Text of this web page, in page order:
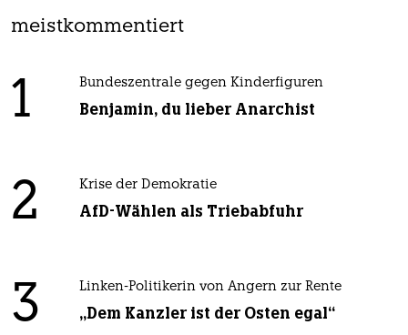
meistkommentiert
1 Bundeszentrale gegen Kinderfiguren
Benjamin, du lieber Anarchist
2 Krise der Demokratie
AfD-Wählen als Triebabfuhr
3 Linken-Politikerin von Angern zur Rente
„Dem Kanzler ist der Osten egal“